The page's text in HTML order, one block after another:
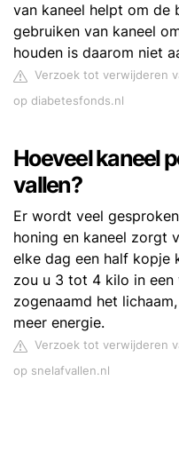
van kaneel helpt om de
gebruiken van kaneel
houden is daarom niet
Verzoek tot verwijderen
op diabetesfonds.nl
Hoeveel kaneel
vallen?
Er wordt veel
honing en kaneel zorgt
elke dag een half kopje
zou u 3 tot 4 kilo in
zogenaamd het
meer energie.
Verzoek tot verwijderen
op snelafvallen.nl